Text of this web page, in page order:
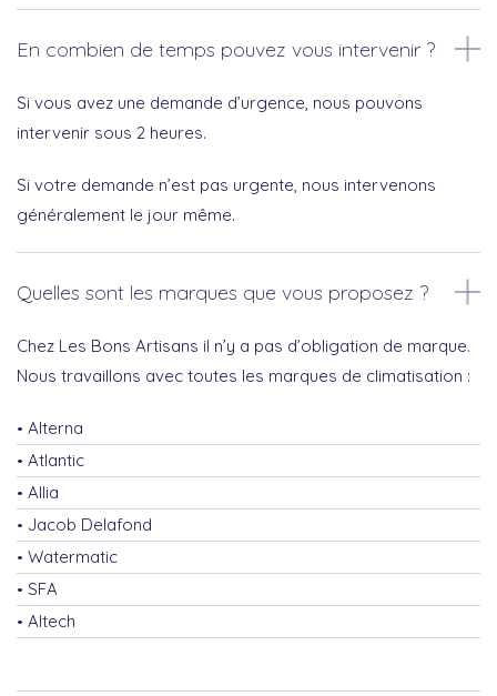
En combien de temps pouvez vous intervenir ?
Si vous avez une demande d’urgence, nous pouvons
intervenir sous 2 heures.
Si votre demande n’est pas urgente, nous intervenons
généralement le jour même.
Quelles sont les marques que vous proposez ?
Chez Les Bons Artisans il n’y a pas d’obligation de marque.
Nous travaillons avec toutes les marques de climatisation :
Alterna
Atlantic
Allia
Jacob Delafond
Watermatic
SFA
Altech